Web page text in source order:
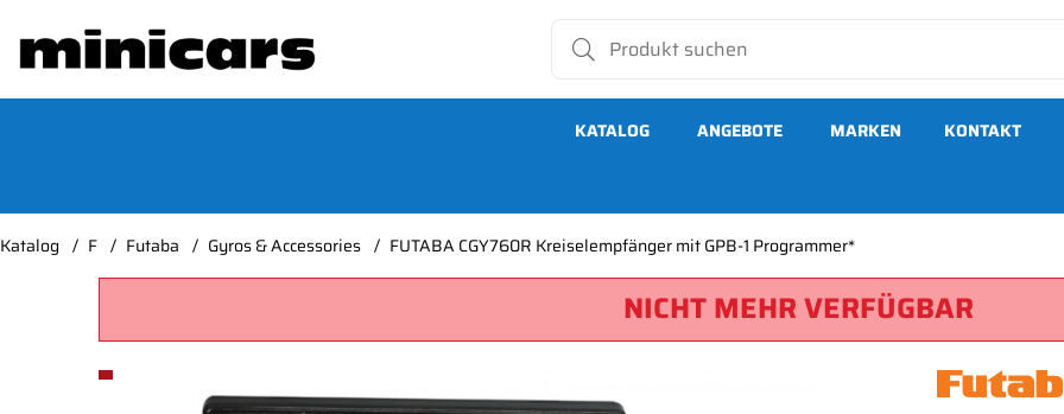
KATALOG ANGEBOTE MARKEN KONTAKT
Katalog F Futaba Gyros & Accessories FUTABA CGY760R Kreiselempfänger mit GPB-1 Programmer*
NICHT MEHR VERFÜGBAR
Produktbilder FUTABA CGY760R Kreiselempfänger mit GPB-1 Programmer*